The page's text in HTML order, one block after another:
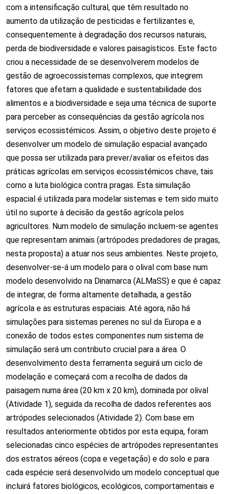
com a intensificação cultural, que têm resultado no
aumento da utilização de pesticidas e fertilizantes e,
consequentemente à degradação dos recursos naturais,
perda de biodiversidade e valores paisagísticos. Este facto
criou a necessidade de se desenvolverem modelos de
gestão de agroecossistemas complexos, que integrem
fatores que afetam a qualidade e sustentabilidade dos
alimentos e a biodiversidade e seja uma técnica de suporte
para perceber as consequências da gestão agrícola nos
serviços ecossistémicos. Assim, o objetivo deste projeto é
desenvolver um modelo de simulação espacial avançado
que possa ser utilizada para prever/avaliar os efeitos das
práticas agrícolas em serviços ecossistémicos chave, tais
como a luta biológica contra pragas. Esta simulação
espacial é utilizada para modelar sistemas e tem sido muito
útil no suporte à decisão da gestão agrícola pelos
agricultores. Num modelo de simulação incluem-se agentes
que representam animais (artrópodes predadores de pragas,
nesta proposta) a atuar nos seus ambientes. Neste projeto,
desenvolver-se-á um modelo para o olival com base num
modelo desenvolvido na Dinamarca (ALMaSS) e que é capaz
de integrar, de forma altamente detalhada, a gestão
agrícola e as estruturas espaciais. Até agora, não há
simulações para sistemas perenes no sul da Europa e a
conexão de todos estes componentes num sistema de
simulação será um contributo crucial para a área. O
desenvolvimento desta ferramenta seguirá um ciclo de
modelação e começará com a recolha de dados da
paisagem numa área (20 km x 20 km), dominada por olival
(Atividade 1), seguida da recolha de dados referentes aos
artrópodes selecionados (Atividade 2). Com base em
resultados anteriormente obtidos por esta equipa, foram
selecionadas cinco espécies de artrópodes representantes
dos estratos aéreos (copa e vegetação) e do solo e para
cada espécie será desenvolvido um modelo conceptual que
incluirá fatores biológicos, ecológicos, comportamentais e